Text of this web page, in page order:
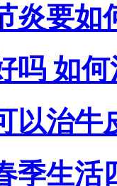
炎要如
吗 如
以治牛
季生活